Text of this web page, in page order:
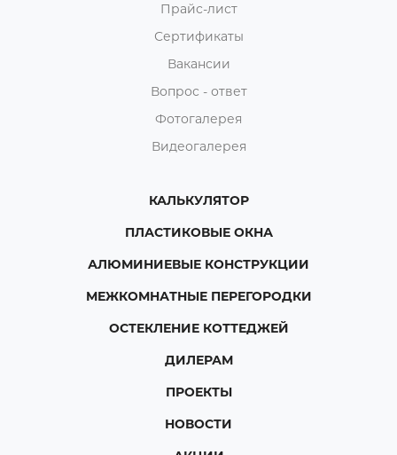
Прайс-лист
Сертификаты
Вакансии
Вопрос - ответ
Фотогалерея
Видеогалерея
КАЛЬКУЛЯТОР
ПЛАСТИКОВЫЕ ОКНА
АЛЮМИНИЕВЫЕ КОНСТРУКЦИИ
МЕЖКОМНАТНЫЕ ПЕРЕГОРОДКИ
ОСТЕКЛЕНИЕ КОТТЕДЖЕЙ
ДИЛЕРАМ
ПРОЕКТЫ
НОВОСТИ